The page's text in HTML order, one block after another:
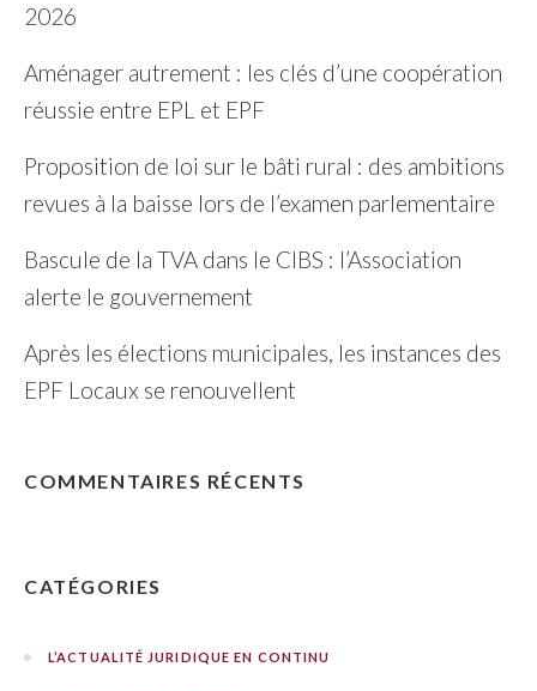
2026
Aménager autrement : les clés d’une coopération
réussie entre EPL et EPF
Proposition de loi sur le bâti rural : des ambitions
revues à la baisse lors de l’examen parlementaire
Bascule de la TVA dans le CIBS : l’Association
alerte le gouvernement
Après les élections municipales, les instances des
EPF Locaux se renouvellent
COMMENTAIRES RÉCENTS
CATÉGORIES
L’ACTUALITÉ JURIDIQUE EN CONTINU